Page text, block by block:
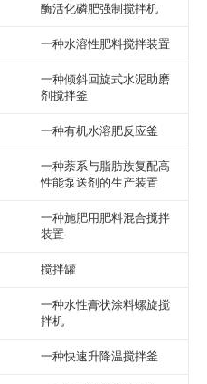
酶活化磷肥强制搅拌机
一种水溶性肥料搅拌装置
一种倾斜回旋式水泥助磨
剂搅拌釜
一种有机水溶肥反应釜
一种萘系与脂肪族复配高
性能泵送剂的生产装置
一种施肥用肥料混合搅拌
装置
搅拌罐
一种水性膏状涂料螺旋搅
拌机
一种快速升降温搅拌釜